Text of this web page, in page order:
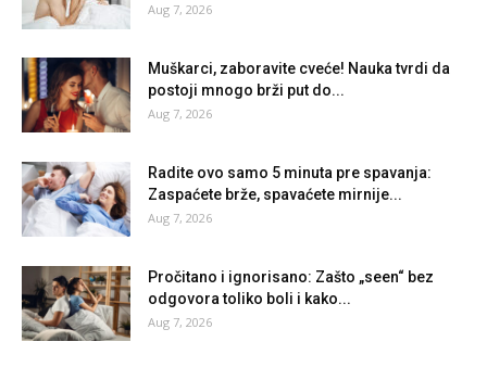
Aug 7, 2026
Muškarci, zaboravite cveće! Nauka tvrdi da
postoji mnogo brži put do...
Aug 7, 2026
Radite ovo samo 5 minuta pre spavanja:
Zaspaćete brže, spavaćete mirnije...
Aug 7, 2026
Pročitano i ignorisano: Zašto „seen“ bez
odgovora toliko boli i kako...
Aug 7, 2026